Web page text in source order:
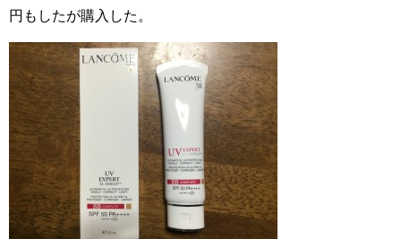
円もしたが購入した。